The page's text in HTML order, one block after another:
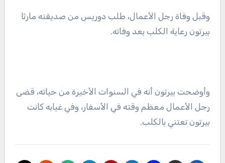
وقبل وفاة رجل الأعمال، طلب دوريس من صديقته مارثا
بيرتون رعاية الكلب بعد وفاته.
وأوضحت بيرتون أنه في السنوات الأخيرة من حياته، قضى
رجل الأعمال معظم وقته في الأسفار، وفي غيابه كانت
بيرتون تعتني بالكلب.